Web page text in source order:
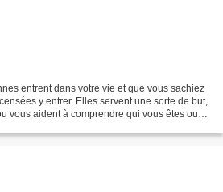
entrent dans votre vie et que vous sachiez
y entrer. Elles servent une sorte de but,
vous aident à comprendre qui vous êtes ou